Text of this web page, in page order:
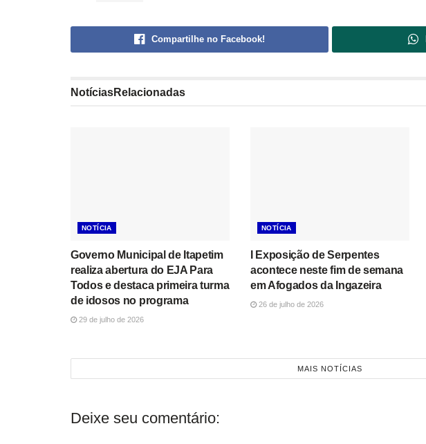
Compartilhe no Facebook!
NotíciasRelacionadas
NOTÍCIA
Governo Municipal de Itapetim
realiza abertura do EJA Para
Todos e destaca primeira turma
de idosos no programa
29 de julho de 2026
NOTÍCIA
I Exposição de Serpentes
acontece neste fim de semana
em Afogados da Ingazeira
26 de julho de 2026
MAIS NOTÍCIAS
Deixe seu comentário: